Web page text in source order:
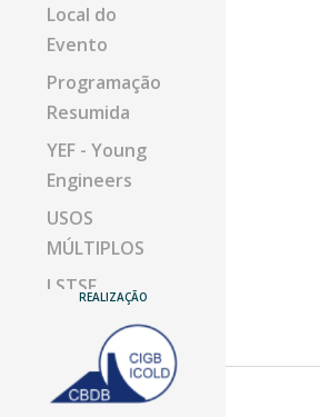
Local do
Evento
Programação
Resumida
YEF - Young
Engineers
USOS
MÚLTIPLOS
I STSF
ABRAGE
REUNIÕES
REALIZAÇÃO